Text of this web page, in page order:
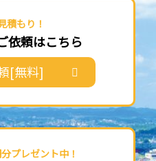
積もり！
依頼はこちら
[無料]
プレゼント中！